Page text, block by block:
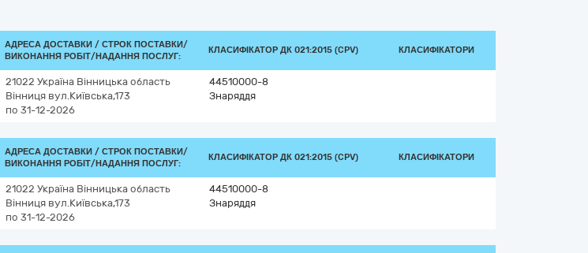
АДРЕСА ДОСТАВКИ / СТРОК ПОСТАВКИ/
ВИКОНАННЯ РОБІТ/НАДАННЯ ПОСЛУГ:
КЛАСИФІКАТОР ДК 021:2015 (CPV) КЛАСИФІКАТОРИ
21022 Україна Вінницька область
Вінниця вул.Київська,173
по 31-12-2026
44510000-8
Знаряддя
АДРЕСА ДОСТАВКИ / СТРОК ПОСТАВКИ/
ВИКОНАННЯ РОБІТ/НАДАННЯ ПОСЛУГ:
КЛАСИФІКАТОР ДК 021:2015 (CPV) КЛАСИФІКАТОРИ
21022 Україна Вінницька область
Вінниця вул.Київська,173
по 31-12-2026
44510000-8
Знаряддя